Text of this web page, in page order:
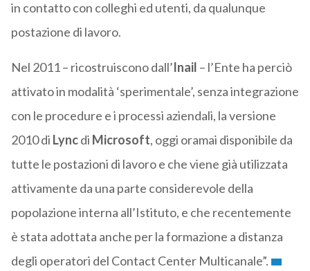
in contatto con colleghi ed utenti, da qualunque
postazione di lavoro.
Nel 2011 – ricostruiscono dall’Inail – l’Ente ha perciò
attivato in modalità ‘sperimentale’, senza integrazione
con le procedure e i processi aziendali, la versione
2010 di Lyncdi Microsoft, oggi oramai disponibile da
tutte le postazioni di lavoro e che viene già utilizzata
attivamente da una parte considerevole della
popolazione interna all’Istituto, e che recentemente
è stata adottata anche per la formazione a distanza
degli operatori del Contact Center Multicanale”.